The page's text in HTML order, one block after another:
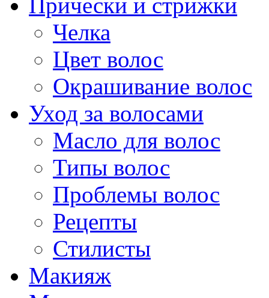
Челка
Цвет волос
Окрашивание волос
Уход за волосами
Масло для волос
Типы волос
Проблемы волос
Рецепты
Стилисты
Макияж